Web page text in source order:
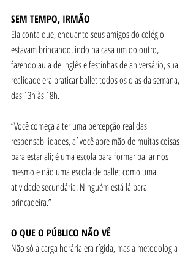
SEM TEMPO, IRMÃO
Ela conta que, enquanto seus amigos do colégio
estavam brincando, indo na casa um do outro,
fazendo aula de inglês e festinhas de aniversário, sua
realidade era praticar ballet todos os dias da semana,
das 13h às 18h.
“Você começa a ter uma percepção real das
responsabilidades, aí você abre mão de muitas coisas
para estar ali; é uma escola para formar bailarinos
mesmo e não uma escola de ballet como uma
atividade secundária. Ninguém está lá para
brincadeira.”
O QUE O PÚBLICO NÃO VÊ
Não só a carga horária era rígida, mas a metodologia